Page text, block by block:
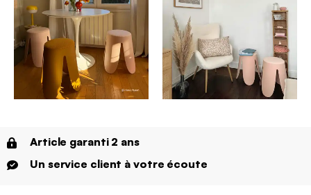
Article garanti 2 ans
Un service client à votre écoute